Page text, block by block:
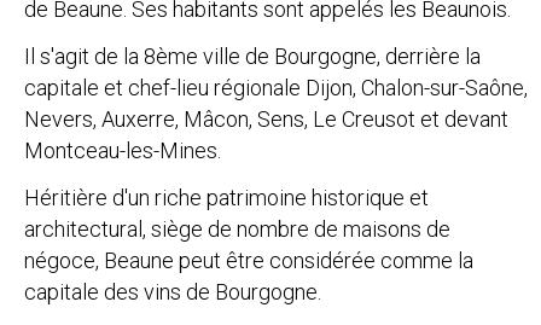
de Beaune. Ses habitants sont appelés les Beaunois.
Il s'agit de la 8ème ville de Bourgogne, derrière la
capitale et chef-lieu régionale Dijon, Chalon-sur-Saône,
Nevers, Auxerre, Mâcon, Sens, Le Creusot et devant
Montceau-les-Mines.
Héritière d'un riche patrimoine historique et
architectural, siège de nombre de maisons de
négoce, Beaune peut être considérée comme la
capitale des vins de Bourgogne.